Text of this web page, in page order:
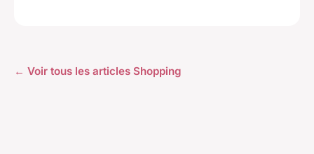
← Voir tous les articles Shopping